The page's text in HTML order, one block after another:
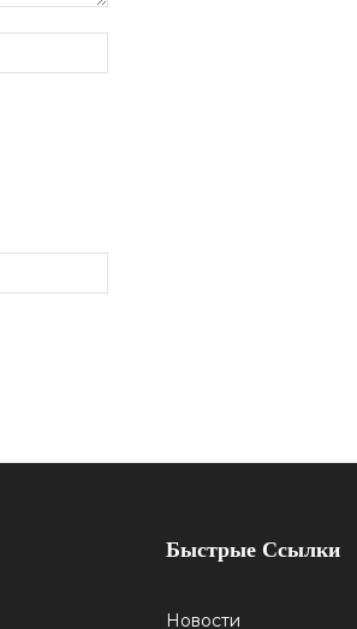
Быстрые Ссылки
Новости